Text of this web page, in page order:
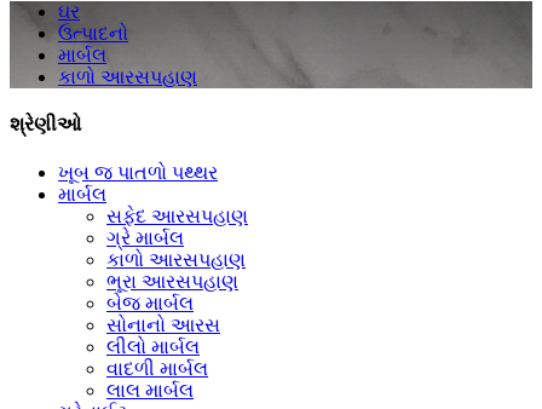
ઘર
ઉત્પાદનો
માર્બલ
કાળો આરસપહાણ
શ્રેણીઓ
ખૂબ જ પાતળો પથ્થર
માર્બલ
સફેદ આરસપહાણ
ગ્રે માર્બલ
કાળો આરસપહાણ
ભૂરા આરસપહાણ
બેજ માર્બલ
સોનાનો આરસ
લીલો માર્બલ
વાદળી માર્બલ
લાલ માર્બલ